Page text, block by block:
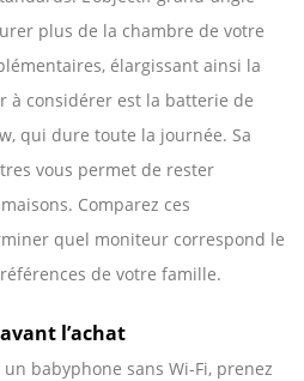
plus de la chambre de votre
élargissant ainsi la
à considérer est la batterie de
qui dure toute la journée. Sa
vous permet de rester
Comparez ces
quel moniteur correspond le
de votre famille.
l’achat
un babyphone sans Wi-Fi, prenez